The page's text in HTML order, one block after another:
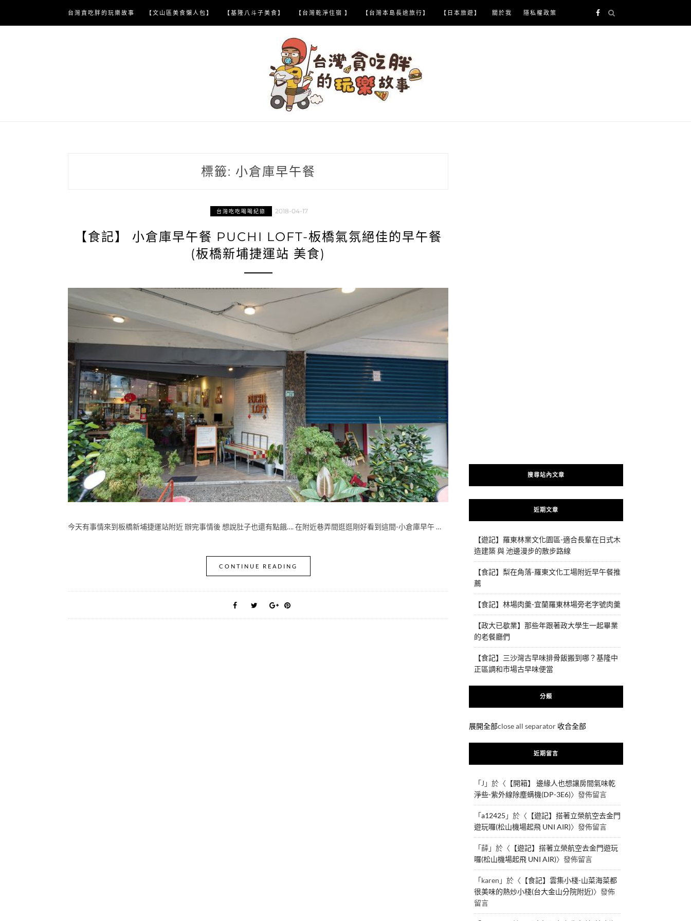
content
台灣貪吃胖的玩樂故事 【文山區美食懶人包】 【基隆八斗子美食】 【台灣乾淨住宿 】 【台灣本島長途旅行】 【日本旅遊】 關於我 隱私權政策
標籤: 小倉庫早午餐
台灣吃吃喝喝紀錄 2018-04-17
【食記】 小倉庫早午餐 PUCHI LOFT-板橋氣氛絕佳的早午餐
(板橋新埔捷運站 美食)
今天有事情來到板橋新埔捷運站附近 辦完事情後 想說肚子也還有點餓…. 在附近巷弄間逛逛剛好看到這間-小倉庫早午 …
CONTINUE READING
搜尋站內文章
近期文章
【遊記】羅東林業文化園區-適合長輩在日式木
造建築 與 池邊漫步的散步路線
【食記】梨在角落-羅東文化工場附近早午餐推
薦
【食記】林場肉羹-宜蘭羅東林場旁老字號肉羹
【政大已歇業】那些年跟著政大學生一起畢業
的老餐廳們
【食記】三沙灣古早味排骨飯搬到哪？基隆中
正區調和市場古早味便當
分類
展開全部close all separator 收合全部
近期留言
「J 」於〈 【開箱】 邊緣人也想讓房間氣味乾
淨些-紫外線除塵螨機(DP-3E6)〉發佈留言
「a12425 」於〈 【遊記】搭著立榮航空去金門
遊玩囉(松山機場起飛 UNI AIR)〉發佈留言
「薛」於〈 【遊記】搭著立榮航空去金門遊玩
囉(松山機場起飛 UNI AIR)〉發佈留言
「karen 」於〈 【食記】雲集小棧-山菜海菜都
很美味的熱炒小棧(台大金山分院附近)〉發佈
留言